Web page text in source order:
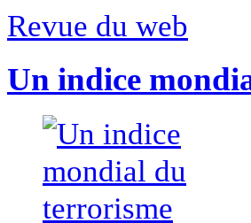
Revue du web
Un indice